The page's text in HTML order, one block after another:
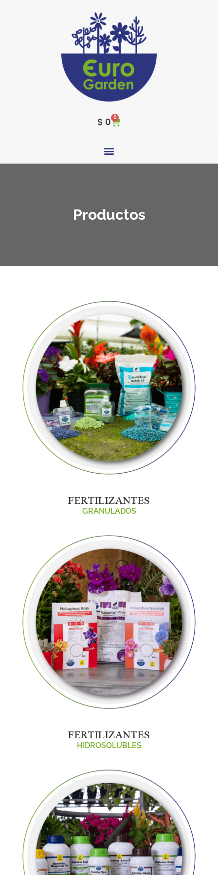
$ 0 0
Productos
FERTILIZANTES
GRANULADOS
FERTILIZANTES
HIDROSOLUBLES